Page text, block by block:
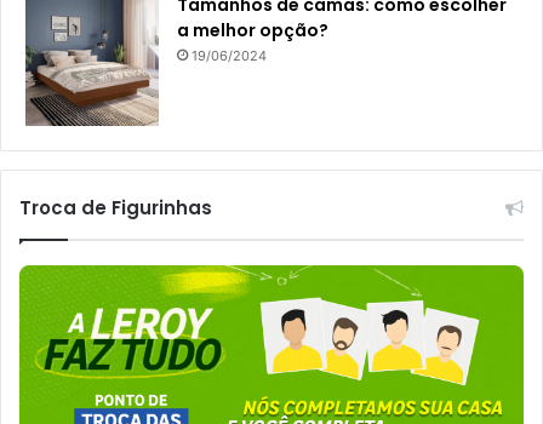
a melhor opção?
19/06/2024
Troca de Figurinhas